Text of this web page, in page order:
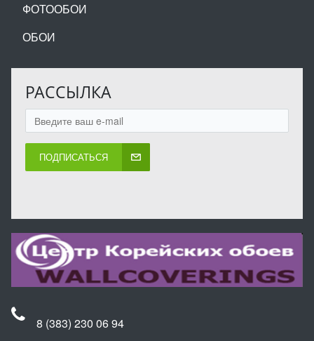
ФОТООБОИ
ОБОИ
РАССЫЛКА
ПОДПИСАТЬСЯ
8 (383) 230 06 94